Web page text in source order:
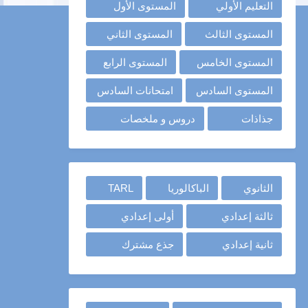
التعليم الأولي المستوى الأول
المستوى الثالث المستوى الثاني
المستوى الخامس المستوى الرابع
المستوى السادس امتحانات السادس
جذاذات دروس و ملخصات
الثانوي الباكالوريا TARL
ثالثة إعدادي أولى إعدادي
ثانية إعدادي جذع مشترك